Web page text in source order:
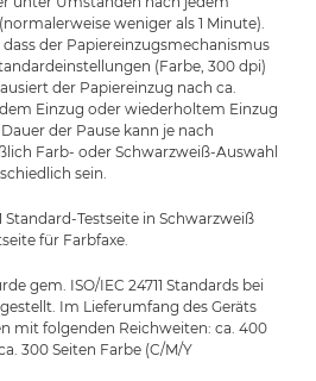
weniger als 1 Minute).
der Papiereinzugsmechanismus
(Farbe, 300 dpi)
der Papiereinzug nach ca.
Einzug oder wiederholtem Einzug
der Pause kann je nach
Farb- oder Schwarzweiß-Auswahl
sein.
Standard-Testseite in Schwarzweiß
für Farbfaxe.
gem. ISO/IEC 24711 Standards bei
Im Lieferumfang des Geräts
mit folgenden Reichweiten: ca. 400
300 Seiten Farbe (C/M/Y